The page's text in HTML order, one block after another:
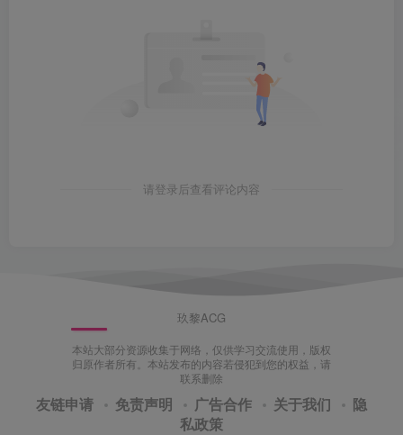
请登录后查看评论内容
玖黎ACG
本站大部分资源收集于网络，仅供学习交流使用，版权
归原作者所有。本站发布的内容若侵犯到您的权益，请
联系删除
友链申请 免责声明 广告合作 关于我们
隐
私政策